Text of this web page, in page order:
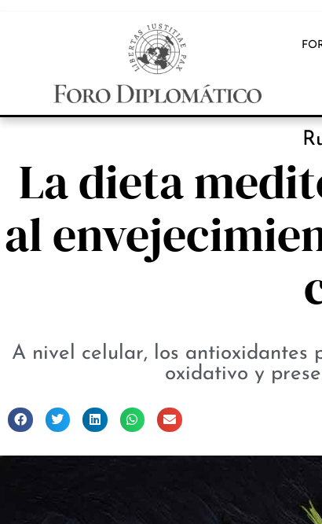
La dieta
al
A nivel celular, los antioxidantes
oxidativo y